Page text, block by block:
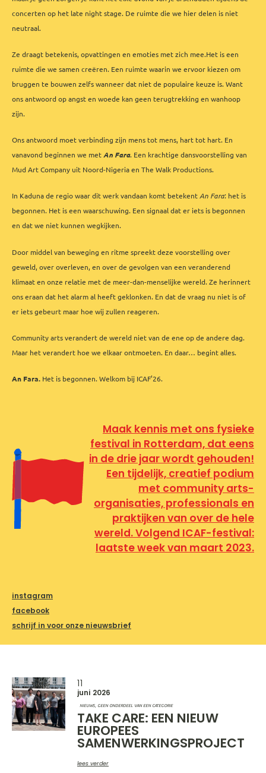
concerten op het late night stage. De ruimte die we hier delen is niet
neutraal.
Ze draagt betekenis, opvattingen en emoties met zich mee.Het is een
ruimte die we samen creëren. Een ruimte waarin we ervoor kiezen om
bruggen te bouwen zelfs wanneer dat niet de populaire keuze is. Want
ons antwoord op angst en woede kan geen terugtrekking en wanhoop
zijn.
Ons antwoord moet verbinding zijn mens tot mens, hart tot hart. En
vanavond beginnen we met An Fara. Een krachtige dansvoorstelling van
Mud Art Company uit Noord-Nigeria en The Walk Productions.
In Kaduna de regio waar dit werk vandaan komt betekent An Fara: het is
begonnen. Het is een waarschuwing. Een signaal dat er iets is begonnen
en dat we niet kunnen wegkijken.
Door middel van beweging en ritme spreekt deze voorstelling over
geweld, over overleven, en over de gevolgen van een veranderend
klimaat en onze relatie met de meer-dan-menselijke wereld. Ze herinnert
ons eraan dat het alarm al heeft geklonken. En dat de vraag nu niet is of
er iets gebeurt maar hoe wij zullen reageren.
Community arts verandert de wereld niet van de ene op de andere dag.
Maar het verandert hoe we elkaar ontmoeten. En daar… begint alles.
An Fara. Het is begonnen. Welkom bij ICAF’26.
Maak kennis met ons fysieke
festival in Rotterdam, dat eens
in de drie jaar wordt gehouden!
Een tijdelijk, creatief podium
met community arts-
organisaties, professionals en
praktijken van over de hele
wereld. Volgend ICAF-festival:
laatste week van maart 2023.
instagram
facebook
schrijf in voor onze nieuwsbrief
11
juni 2026
NIEUWS, GEEN ONDERDEEL VAN EEN CATEGORIE
TAKE CARE: EEN NIEUW
EUROPEES
SAMENWERKINGSPROJECT
lees verder